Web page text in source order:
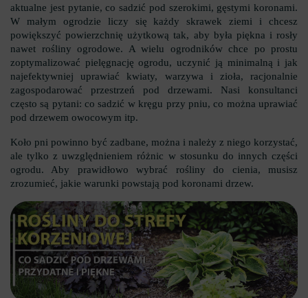
aktualne jest pytanie, co sadzić pod szerokimi, gęstymi koronami.
W małym ogrodzie liczy się każdy skrawek ziemi i chcesz
powiększyć powierzchnię użytkową tak, aby była piękna i rosły
nawet rośliny ogrodowe. A wielu ogrodników chce po prostu
zoptymalizować pielęgnację ogrodu, uczynić ją minimalną i jak
najefektywniej uprawiać kwiaty, warzywa i zioła, racjonalnie
zagospodarować przestrzeń pod drzewami. Nasi konsultanci
często są pytani: co sadzić w kręgu przy pniu, co można uprawiać
pod drzewem owocowym itp.
Koło pni powinno być zadbane, można i należy z niego korzystać,
ale tylko z uwzględnieniem różnic w stosunku do innych części
ogrodu. Aby prawidłowo wybrać rośliny do cienia, musisz
zrozumieć, jakie warunki powstają pod koronami drzew.